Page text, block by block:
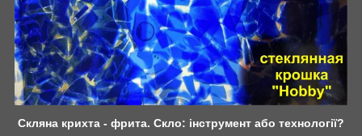
Скляна крихта - фрита. Скло: інструмент або технології?